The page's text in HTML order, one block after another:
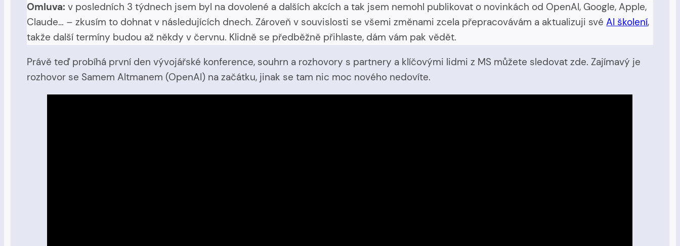
Omluva: v posledních 3 týdnech jsem byl na dovolené a dalších akcích a tak jsem nemohl publikovat o novinkách od OpenAI, Google, Apple,
Claude… – zkusím to dohnat v následujících dnech. Zároveň v souvislosti se všemi změnami zcela přepracovávám a aktualizuji svéAI školení,
takže další termíny budou až někdy v červnu. Klidně se předběžně přihlaste, dám vám pak vědět.
Právě teď probíhá první den vývojářské konference, souhrn a rozhovory s partnery a klíčovými lidmi z MS můžete sledovat zde. Zajímavý je
rozhovor se Samem Altmanem (OpenAI) na začátku, jinak se tam nic moc nového nedovíte.